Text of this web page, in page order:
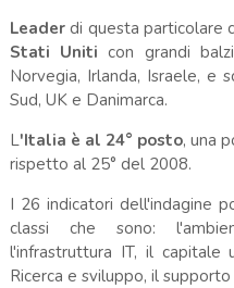
Leaderdi questa particolare
Stati Uniticon grandi
Norvegia, Irlanda, Israele, e
Sud, UK e Danimarca.
L'Italia è al 24° posto, una
rispetto al 25° del 2008.
I 26 indicatori dell'indagine
classi che sono:
l'infrastruttura IT, il capitale
Ricerca e sviluppo, il